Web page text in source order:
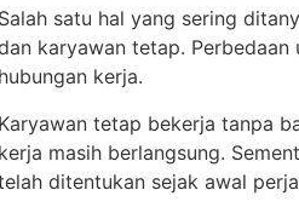
Salah satu hal yang sering
karyawan tetap.
hubungan kerja.
Karyawan tetap bekerja tanpa
kerja masih berlangsung.
ditentukan sejak awal